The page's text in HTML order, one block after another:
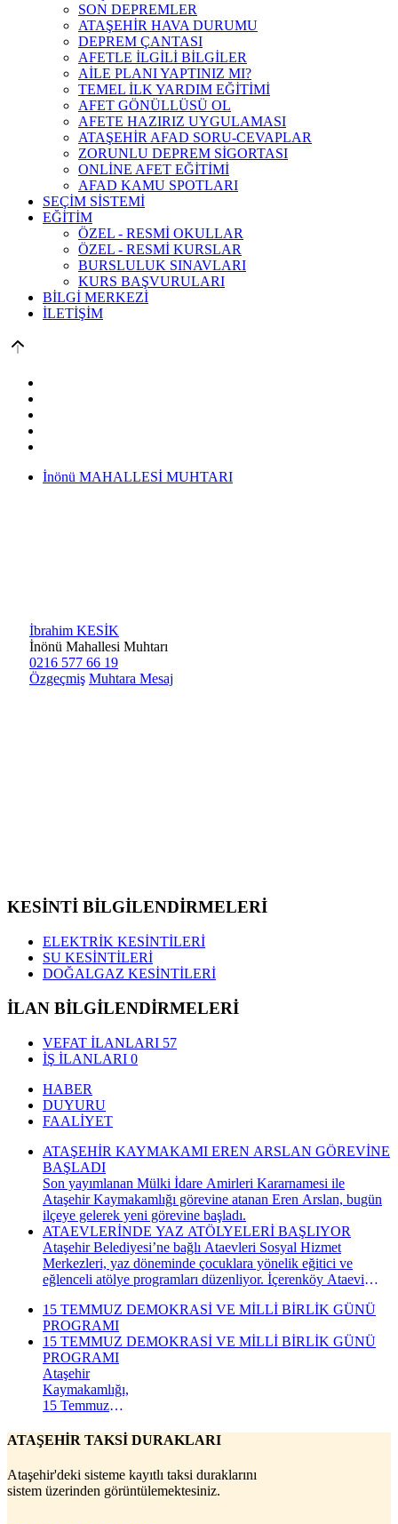
SON DEPREMLER
ATAŞEHİR HAVA DURUMU
DEPREM ÇANTASI
AFETLE İLGİLİ BİLGİLER
AİLE PLANI YAPTINIZ MI?
TEMEL İLK YARDIM EĞİTİMİ
AFET GÖNÜLLÜSÜ OL
AFETE HAZIRIZ UYGULAMASI
ATAŞEHİR AFAD SORU-CEVAPLAR
ZORUNLU DEPREM SİGORTASI
ONLİNE AFET EĞİTİMİ
AFAD KAMU SPOTLARI
SEÇİM SİSTEMİ
EĞİTİM
ÖZEL - RESMİ OKULLAR
ÖZEL - RESMİ KURSLAR
BURSLULUK SINAVLARI
KURS BAŞVURULARI
BİLGİ MERKEZİ
İLETİŞİM
İnönü MAHALLESİ MUHTARI
İbrahim KESİK
İnönü Mahallesi Muhtarı
0216 577 66 19
Özgeçmiş Muhtara Mesaj
KESİNTİ BİLGİLENDİRMELERİ
ELEKTRİK KESİNTİLERİ
SU KESİNTİLERİ
DOĞALGAZ KESİNTİLERİ
İLAN BİLGİLENDİRMELERİ
VEFAT İLANLARI 57
İŞ İLANLARI 0
HABER
DUYURU
FAALİYET
ATAŞEHİR KAYMAKAMI EREN ARSLAN GÖREVİNE
BAŞLADI
Son yayımlanan Mülki İdare Amirleri Kararnamesi ile
Ataşehir Kaymakamlığı görevine atanan Eren Arslan, bugün
ilçeye gelerek yeni görevine başladı.
ATAEVLERİNDE YAZ ATÖLYELERİ BAŞLIYOR
Ataşehir Belediyesi’ne bağlı Ataevleri Sosyal Hizmet
Merkezleri, yaz döneminde çocuklara yönelik eğitici ve
eğlenceli atölye programları düzenliyor. İçerenköy Ataevi
kapsamında çocuklar hem yeni beceriler kazanacak hem de
keyifli bir yaz dönemi geçirecek.
15 TEMMUZ DEMOKRASİ VE MİLLİ BİRLİK GÜNÜ
PROGRAMI
15 TEMMUZ DEMOKRASİ VE MİLLİ BİRLİK GÜNÜ
PROGRAMI
Ataşehir
Kaymakamlığı,
15 Temmuz
Millî Birlik
kapsamında
düzenlenecek
ATAŞEHİR TAKSİ DURAKLARI
Ataşehir'deki sisteme kayıtlı taksi duraklarını
sistem üzerinden görüntülemektesiniz.